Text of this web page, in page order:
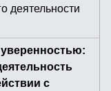
деятельности
с